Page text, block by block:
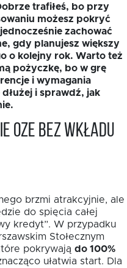
trafiłeś, bo przy
możesz pokryć
zachować
gdy planujesz większy
o kolejny rok. Warto też
pożyczkę, bo w grę
i wymagania
i sprawdź, jak
OZE bez wkładu
brzmi atrakcyjnie, ale
do spięcia całej
kredyt”. W przypadku
Stołecznym
pokrywają do 100%
ułatwia start. Dla